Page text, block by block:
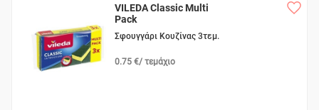
VILEDA Classic Multi
Pack
Σφουγγάρι Κουζίνας 3τεμ.
0.75 €/ τεμάχιο